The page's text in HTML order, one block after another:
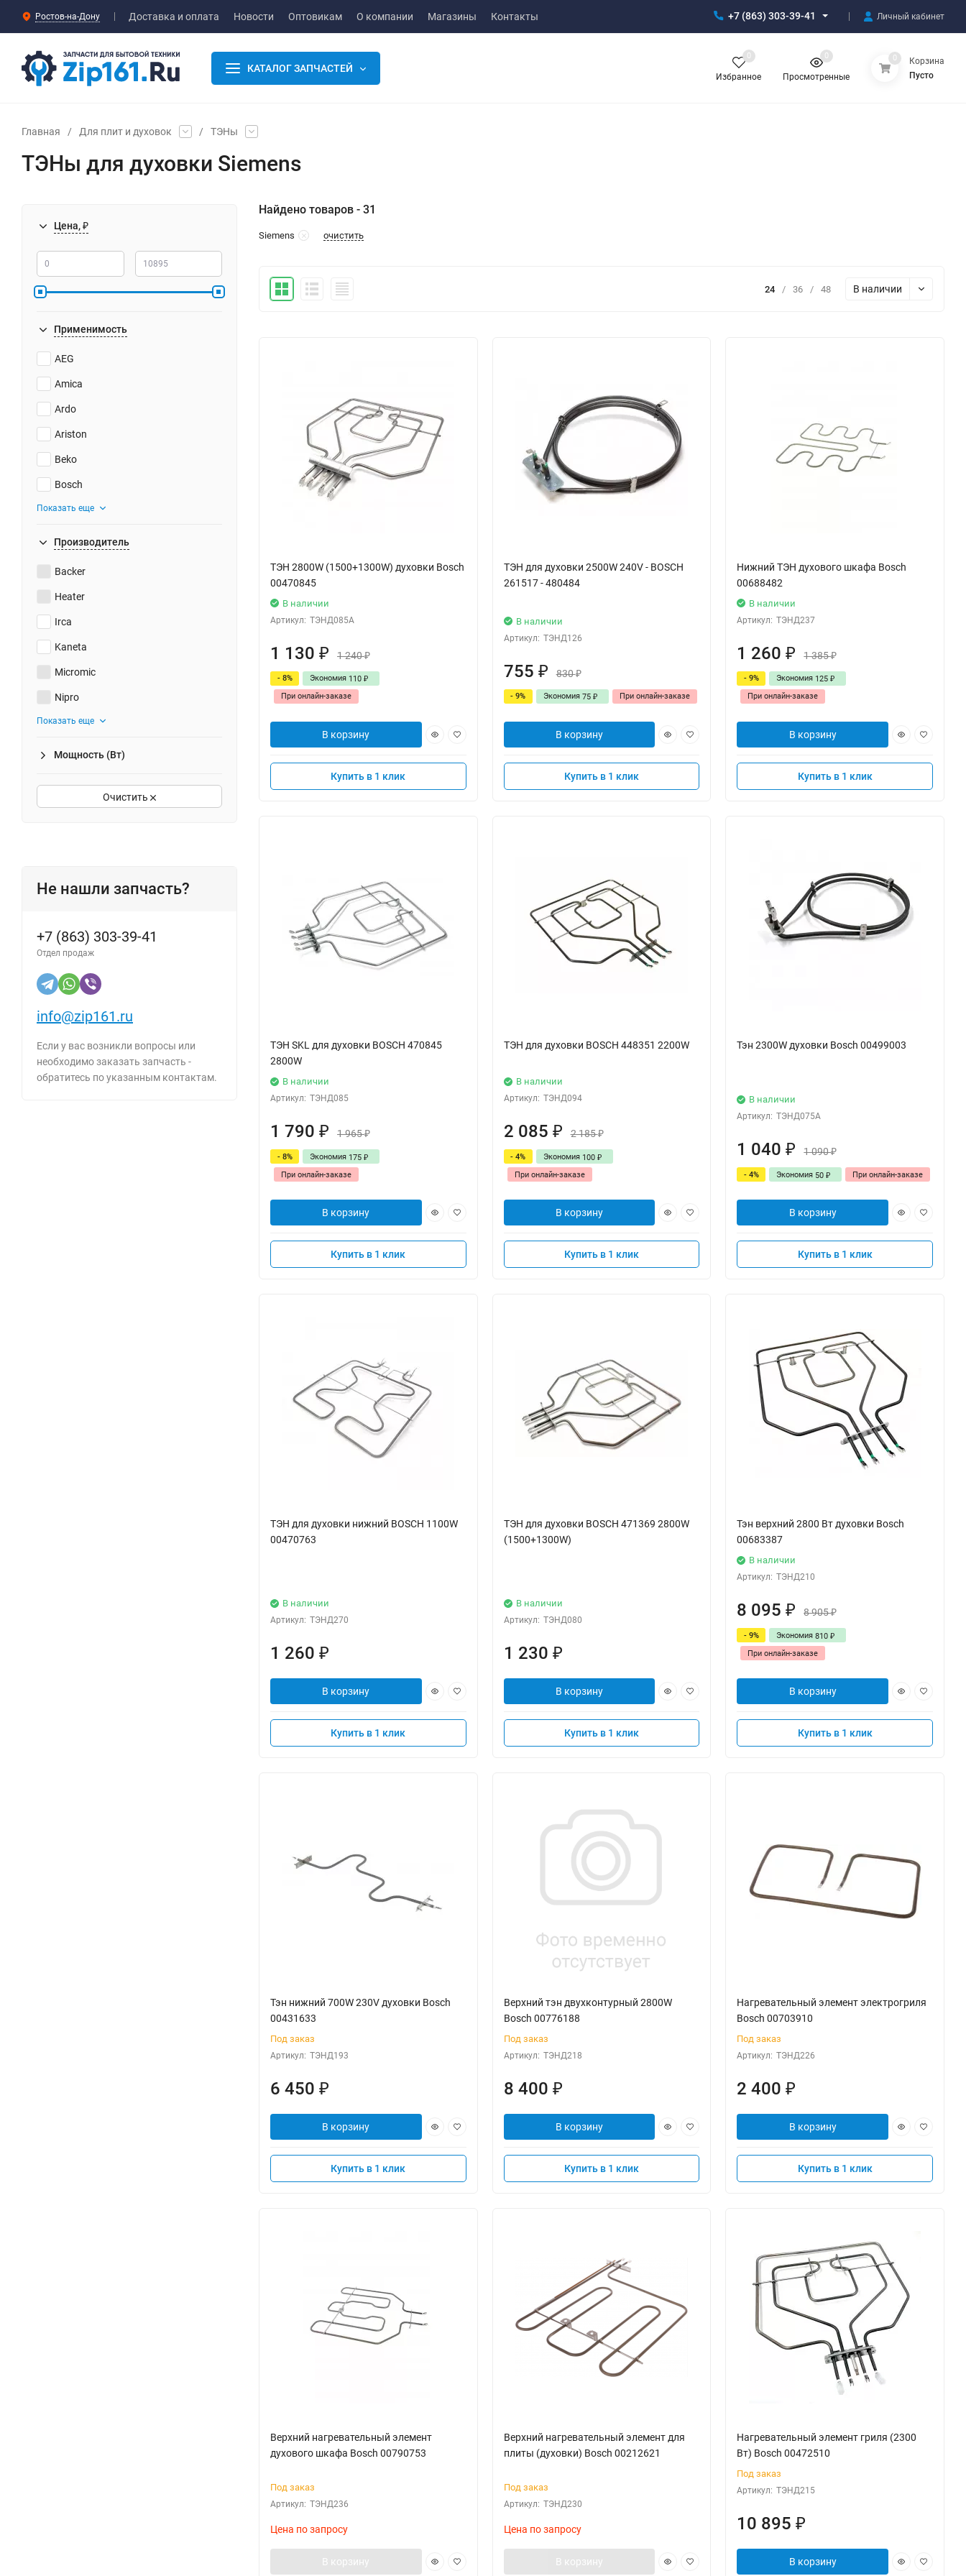
Ростов-на-Дону Доставка и оплата Новости Оптовикам О компании Магазины Контакты +7 (863) 303-39-41 Личный кабинет
КАТАЛОГ ЗАПЧАСТЕЙ
Избранное
0
Просмотренные
0 0
Корзина
Пусто
Главная / Для плит и духовок / ТЭНы
ТЭНы для духовки Siemens
Цена, ₽
Применимость
AEG
Amica
Ardo
Ariston
Beko
Bosch
Показать еще
Производитель
Backer
Heater
Irca
Kaneta
Micromic
Nipro
Показать еще
Мощность (Вт)
Очистить
Не нашли запчасть?
+7 (863) 303-39-41
Отдел продаж
info@zip161.ru
Если у вас возникли вопросы или
необходимо заказать запчасть -
обратитесь по указанным контактам.
Найдено товаров - 31
Siemens очистить
24 / 36 / 48 В наличии
ТЭН 2800W (1500+1300W) духовки Bosch
00470845
В наличии
Артикул: ТЭНД085А
1 130 ₽ 1 240₽
- 8% Экономия 110 ₽
При онлайн-заказе
В корзину
Купить в 1 клик
ТЭН для духовки 2500W 240V - BOSCH
261517 - 480484
В наличии
Артикул: ТЭНД126
755 ₽ 830₽
- 9% Экономия 75 ₽ При онлайн-заказе
В корзину
Купить в 1 клик
Нижний ТЭН духового шкафа Bosch
00688482
В наличии
Артикул: ТЭНД237
1 260₽ 1 385₽
- 9% Экономия 125₽
При онлайн-заказе
В корзину
Купить в 1 клик
ТЭН SKL для духовки BOSCH 470845
2800W
В наличии
Артикул: ТЭНД085
1 790 ₽ 1 965₽
- 8% Экономия 175 ₽
При онлайн-заказе
В корзину
Купить в 1 клик
ТЭН для духовки BOSCH 448351 2200W
В наличии
Артикул: ТЭНД094
2 085 ₽ 2 185₽
- 4% Экономия 100 ₽
При онлайн-заказе
В корзину
Купить в 1 клик
Тэн 2300W духовки Bosch 00499003
В наличии
Артикул: ТЭНД075А
1 040₽ 1 090₽
- 4% Экономия 50₽ При онлайн-заказе
В корзину
Купить в 1 клик
ТЭН для духовки нижний BOSCH 1100W
00470763
В наличии
Артикул: ТЭНД270
1 260 ₽
В корзину
Купить в 1 клик
ТЭН для духовки BOSCH 471369 2800W
(1500+1300W)
В наличии
Артикул: ТЭНД080
1 230 ₽
В корзину
Купить в 1 клик
Тэн верхний 2800 Вт духовки Bosch
00683387
В наличии
Артикул: ТЭНД210
8 095₽ 8 905₽
- 9% Экономия810₽
При онлайн-заказе
В корзину
Купить в 1 клик
Тэн нижний 700W 230V духовки Bosch
00431633
Под заказ
Артикул: ТЭНД193
6 450 ₽
В корзину
Купить в 1 клик
Верхний тэн двухконтурный 2800W
Bosch 00776188
Под заказ
Артикул: ТЭНД218
8 400 ₽
В корзину
Купить в 1 клик
Нагревательный элемент электрогриля
Bosch 00703910
Под заказ
Артикул: ТЭНД226
2 400₽
В корзину
Купить в 1 клик
Верхний нагревательный элемент
духового шкафа Bosch 00790753
Под заказ
Артикул: ТЭНД236
Цена по запросу
В корзину
Верхний нагревательный элемент для
плиты (духовки) Bosch 00212621
Под заказ
Артикул: ТЭНД230
Цена по запросу
В корзину
Нагревательный элемент гриля (2300
Вт) Bosch 00472510
Под заказ
Артикул: ТЭНД215
10 895₽
В корзину